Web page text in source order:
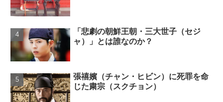
「悲劇の朝鮮王朝・三大世子（セジ
ャ）」とは誰なのか？
張禧嬪（チャン・ヒビン）に死罪を命
じた粛宗（スクチョン）